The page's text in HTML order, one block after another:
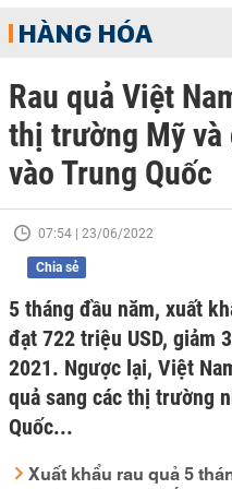
HÀNG HÓA
Rau quả Việt
thị trường Mỹ và
vào Trung Quốc
07:54 | 23/06/2022
Chia sẻ
5 tháng đầu năm, xuất
đạt 722 triệu USD, giảm
2021. Ngược lại, Việt
quả sang các thị trường
Quốc...
Xuất khẩu rau quả 5